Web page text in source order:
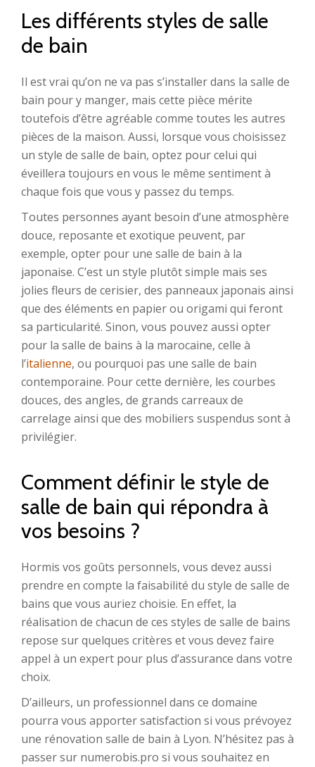
Les différents styles de salle
de bain
Il est vrai qu’on ne va pas s’installer dans la salle de
bain pour y manger, mais cette pièce mérite
toutefois d’être agréable comme toutes les autres
pièces de la maison. Aussi, lorsque vous choisissez
un style de salle de bain, optez pour celui qui
éveillera toujours en vous le même sentiment à
chaque fois que vous y passez du temps.
Toutes personnes ayant besoin d’une atmosphère
douce, reposante et exotique peuvent, par
exemple, opter pour une salle de bain à la
japonaise. C’est un style plutôt simple mais ses
jolies fleurs de cerisier, des panneaux japonais ainsi
que des éléments en papier ou origami qui feront
sa particularité. Sinon, vous pouvez aussi opter
pour la salle de bains à la marocaine, celle à
l’italienne, ou pourquoi pas une salle de bain
contemporaine. Pour cette dernière, les courbes
douces, des angles, de grands carreaux de
carrelage ainsi que des mobiliers suspendus sont à
privilégier.
Comment définir le style de
salle de bain qui répondra à
vos besoins ?
Hormis vos goûts personnels, vous devez aussi
prendre en compte la faisabilité du style de salle de
bains que vous auriez choisie. En effet, la
réalisation de chacun de ces styles de salle de bains
repose sur quelques critères et vous devez faire
appel à un expert pour plus d’assurance dans votre
choix.
D’ailleurs, un professionnel dans ce domaine
pourra vous apporter satisfaction si vous prévoyez
une rénovation salle de bain à Lyon. N’hésitez pas à
passer sur numerobis.pro si vous souhaitez en